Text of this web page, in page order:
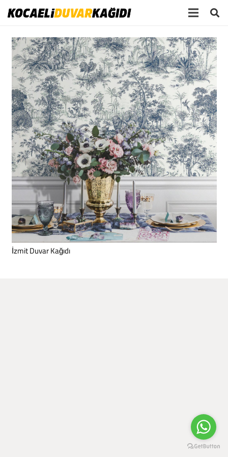
İzmit Duvar Kağıdı